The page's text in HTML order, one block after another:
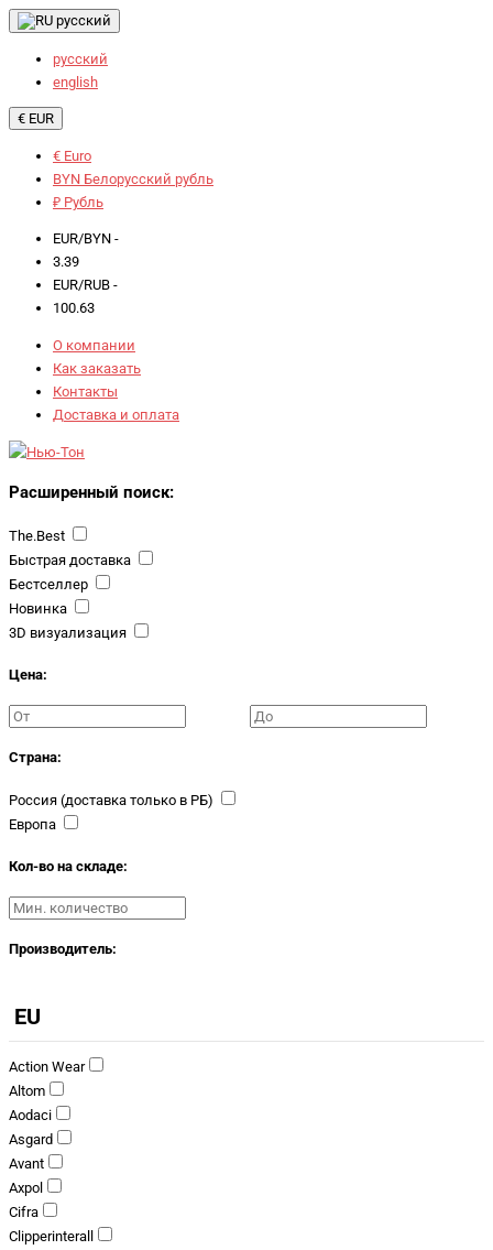
русский
русский
english
€ EUR
€ Euro
BYN Белорусский рубль
₽ Рубль
EUR/BYN -
3.39
EUR/RUB -
100.63
О компании
Как заказать
Контакты
Доставка и оплата
Расширенный поиск:
The.Best
Быстрая доставка
Бестселлер
Новинка
3D визуализация
Цена:
Страна:
Россия (доставка только в РБ)
Европа
Кол-во на складе:
Производитель:
EU
Action Wear
Altom
Aodaci
Asgard
Avant
Axpol
Cifra
Clipperinterall